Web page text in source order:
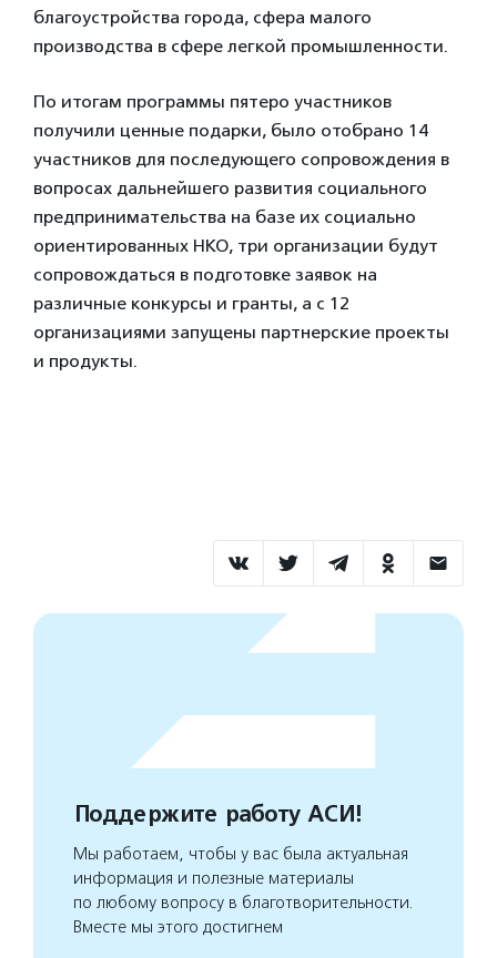
благоустройства города, сфера малого
производства в сфере легкой промышленности.
По итогам программы пятеро участников
получили ценные подарки, было отобрано 14
участников для последующего сопровождения в
вопросах дальнейшего развития социального
предпринимательства на базе их социально
ориентированных НКО, три организации будут
сопровождаться в подготовке заявок на
различные конкурсы и гранты, а с 12
организациями запущены партнерские проекты
и продукты.
Поддержите работу АСИ!
Мы работаем, чтобы у вас была актуальная
информация и полезные материалы
по любому вопросу в благотворительности.
Вместе мы этого достигнем